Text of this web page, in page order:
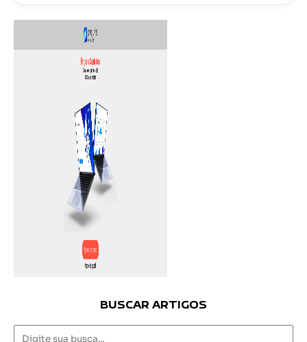
BUSCAR ARTIGOS